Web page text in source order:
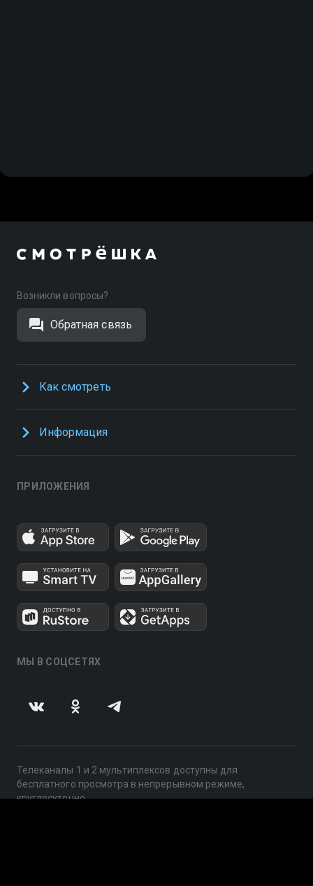
Возникли вопросы?
Обратная связь
Как смотреть
Информация
ПРИЛОЖЕНИЯ
МЫ В СОЦСЕТЯХ
Телеканалы 1 и 2 мультиплексов доступны для
бесплатного просмотра в непрерывном режиме,
круглосуточно.